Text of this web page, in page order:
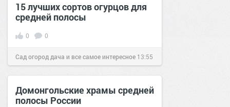
15 лучших сортов огурцов для
средней полосы
0 0
Сад огород дача и все самое интересное 13:55
22 май 2016
Домонгольские храмы средней
полосы России